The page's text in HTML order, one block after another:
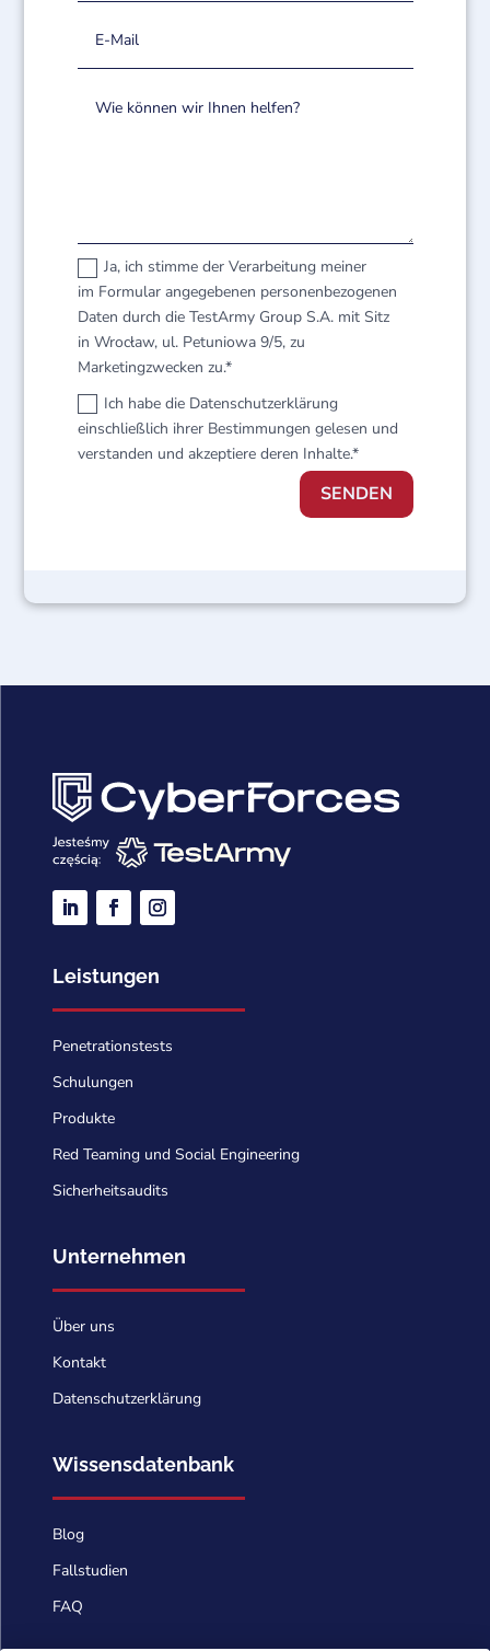
Ja, ich stimme der Verarbeitung meiner
im Formular angegebenen personenbezogenen
Daten durch die TestArmy Group S.A. mit Sitz
in Wrocław, ul. Petuniowa 9/5, zu
Marketingzwecken zu.*
Ich habe die Datenschutzerklärung
einschließlich ihrer Bestimmungen gelesen und
verstanden und akzeptiere deren Inhalte.*
SENDEN
Leistungen
Penetrationstests
Schulungen
Produkte
Red Teaming und Social Engineering
Sicherheitsaudits
Unternehmen
Über uns
Kontakt
Datenschutzerklärung
Wissensdatenbank
Blog
Fallstudien
FAQ